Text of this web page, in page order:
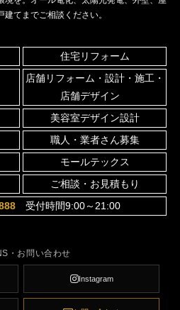
てまでご相談ください。
住宅リフォーム
店舗リフォーム・設計・施工・
店舗デザイン
美容室デザイン設計
職人・業者さん募集
モールテックス
ご相談・お見積もり
受付時間9:00～21:00
・お問い合わせ
Instagram